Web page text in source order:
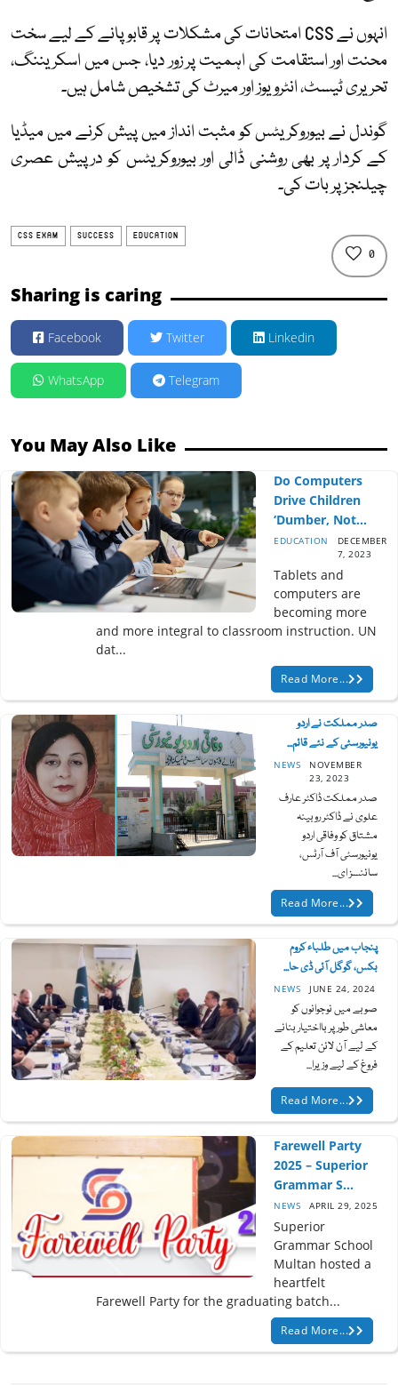
انہوں نے CSS امتحانات کی مشکلات پر قابو پانے کے لیے سخت
محنت اور استقامت کی اہمیت پر زور دیا، جس میں اسکریننگ،
تحریری ٹیسٹ، انٹرویوز اور میرٹ کی تشخیص شامل ہیں۔
گوندل نے بیوروکریٹس کو مثبت انداز میں پیش کرنے میں میڈیا
کے کردار پر بھی روشنی ڈالی اور بیوروکریٹس کو درپیش عصری
چیلنجز پر بات کی۔
CSS EXAM SUCCESS EDUCATION
0
Sharing is caring
Facebook Twitter Linkedin
WhatsApp Telegram
You May Also Like
Do Computers
Drive Children
‘dumber, Not...
EDUCATION
DECEMBER
7, 2023
Tablets and
computers are
becoming more
and more integral to classroom instruction. UN
dat...
Read More...
صدر مملکت نے اردو
یونیورسٹی کے نئے قائم...
NEWS
NOVEMBER
23, 2023
صدر مملکت ڈاکٹر عارف
علوی نے ڈاکٹر روبینہ
مشتاق کو وفاقی اردو
یونیورسٹی آف آرٹس،
سائنسز ای...
Read More...
پنجاب میں طلباء کروم
بکس، گوگل آئی ڈی حا...
NEWS JUNE 24, 2024
صوبے میں نوجوانوں کو
معاشی طور پر بااختیار بنانے
کے لیے آن لائن تعلیم کے
فروغ کے لیے وزیرا...
Read More...
Farewell Party
2025 – Superior
Grammar S...
NEWS APRIL 29, 2025
Superior
Grammar School
Multan hosted a
heartfelt
Farewell Party for the graduating batch...
Read More...